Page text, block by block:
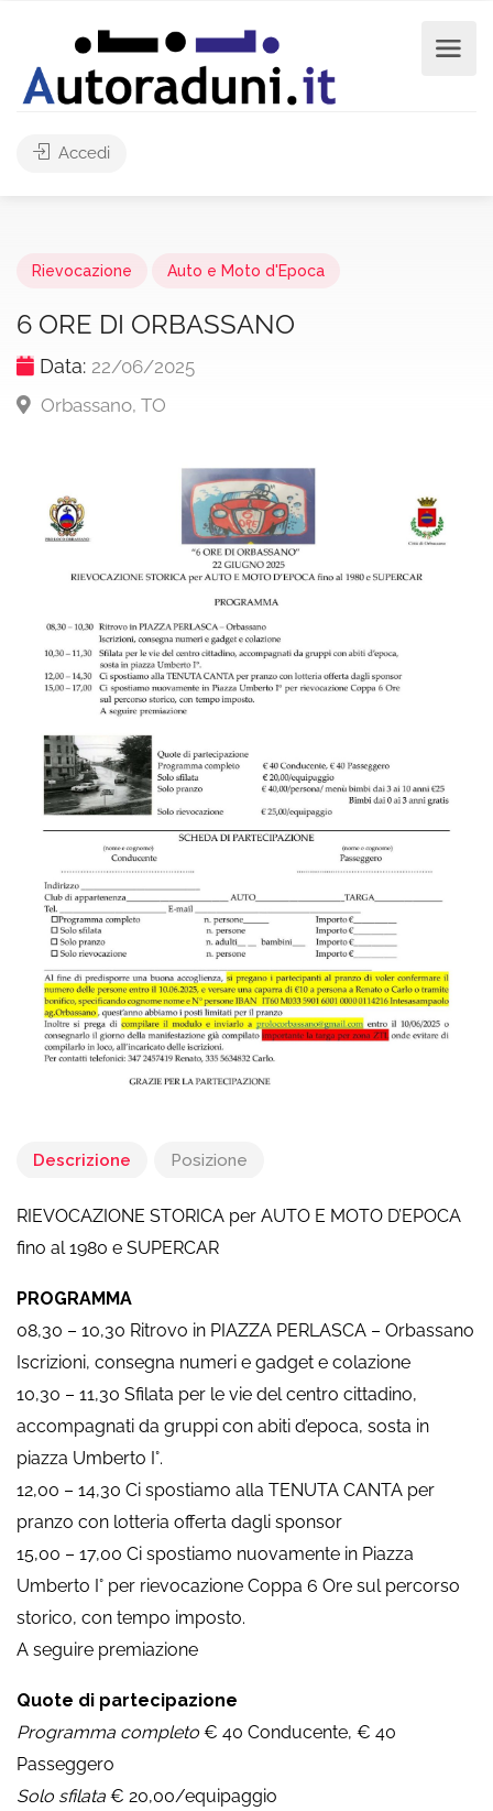
Accedi
Rievocazione Auto e Moto d'Epoca
6 ORE DI ORBASSANO
Data: 22/06/2025
Orbassano, TO
Descrizione Posizione
RIEVOCAZIONE STORICA per AUTO E MOTO D’EPOCA
fino al 1980 e SUPERCAR
PROGRAMMA
08,30 – 10,30 Ritrovo in PIAZZA PERLASCA – Orbassano
Iscrizioni, consegna numeri e gadget e colazione
10,30 – 11,30 Sfilata per le vie del centro cittadino,
accompagnati da gruppi con abiti d’epoca, sosta in
piazza Umberto I°.
12,00 – 14,30 Ci spostiamo alla TENUTA CANTA per
pranzo con lotteria offerta dagli sponsor
15,00 – 17,00 Ci spostiamo nuovamente in Piazza
Umberto I° per rievocazione Coppa 6 Ore sul percorso
storico, con tempo imposto.
A seguire premiazione
Quote di partecipazione
Programma completo € 40 Conducente, € 40
Passeggero
Solo sfilata € 20,00/equipaggio